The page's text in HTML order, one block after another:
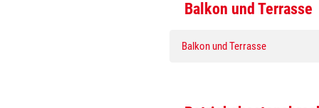
Balkon und Terrasse
Balkon und Terrasse